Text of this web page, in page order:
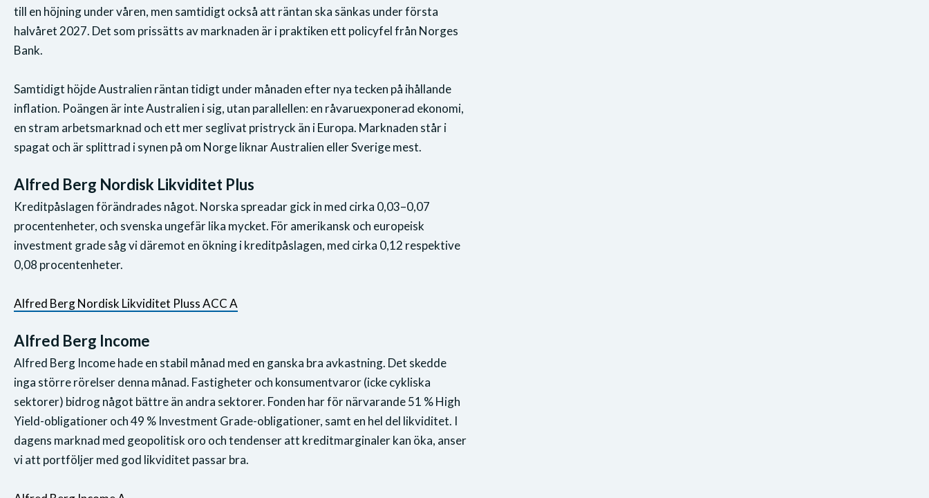
till en höjning under våren, men samtidigt också att räntan ska sänkas under första
halvåret 2027. Det som prissätts av marknaden är i praktiken ett policyfel från Norges
Bank.
Samtidigt höjde Australien räntan tidigt under månaden efter nya tecken på ihållande
inflation. Poängen är inte Australien i sig, utan parallellen: en råvaruexponerad ekonomi,
en stram arbetsmarknad och ett mer seglivat pristryck än i Europa. Marknaden står i
spagat och är splittrad i synen på om Norge liknar Australien eller Sverige mest.
Alfred Berg Nordisk Likviditet Plus
Kreditpåslagen förändrades något. Norska spreadar gick in med cirka 0,03–0,07
procentenheter, och svenska ungefär lika mycket. För amerikansk och europeisk
investment grade såg vi däremot en ökning i kreditpåslagen, med cirka 0,12 respektive
0,08 procentenheter.
Alfred Berg Nordisk Likviditet Pluss ACC A
Alfred Berg Income
Alfred Berg Income hade en stabil månad med en ganska bra avkastning. Det skedde
inga större rörelser denna månad. Fastigheter och konsumentvaror (icke cykliska
sektorer) bidrog något bättre än andra sektorer. Fonden har för närvarande 51 % High
Yield-obligationer och 49 % Investment Grade-obligationer, samt en hel del likviditet. I
dagens marknad med geopolitisk oro och tendenser att kreditmarginaler kan öka, anser
vi att portföljer med god likviditet passar bra.